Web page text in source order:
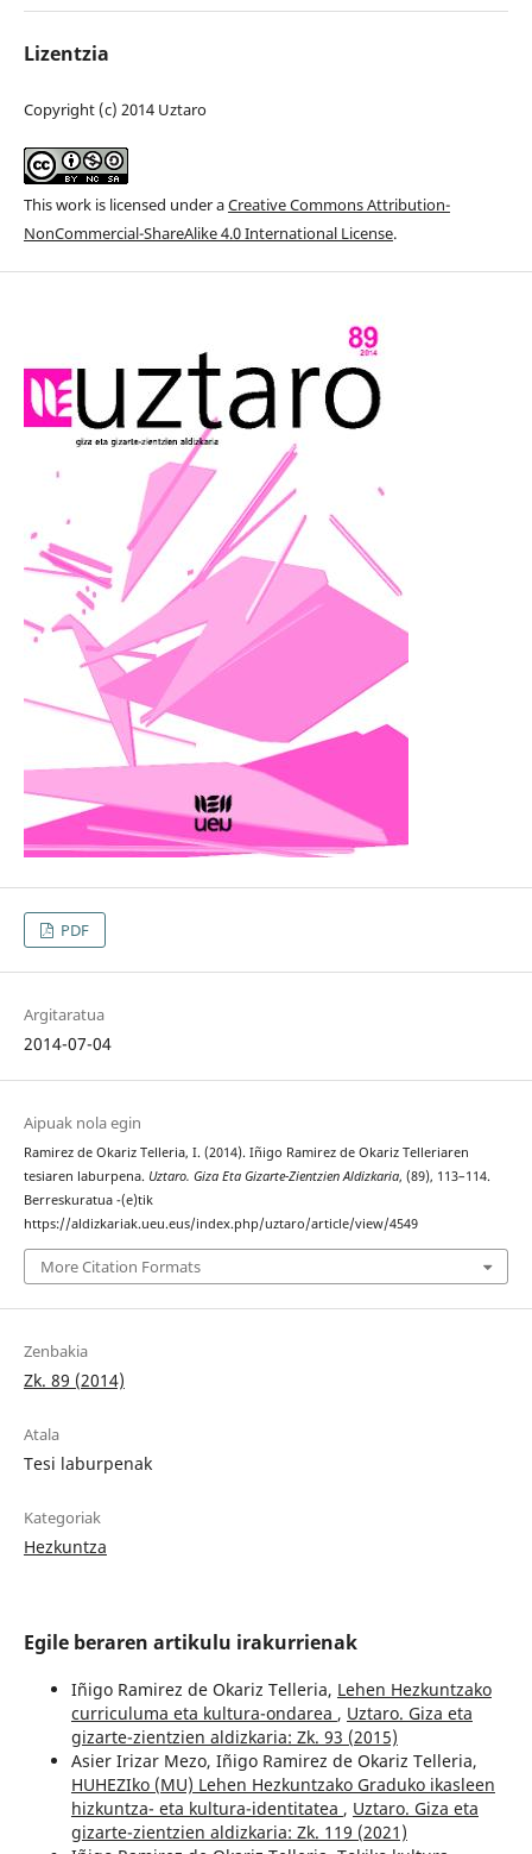
Lizentzia
Copyright (c) 2014 Uztaro
This work is licensed under aCreative Commons Attribution-
NonCommercial-ShareAlike 4.0 International License.
PDF
Argitaratua
2014-07-04
Aipuak nola egin
Ramirez de Okariz Telleria, I. (2014). Iñigo Ramirez de Okariz Telleriaren
tesiaren laburpena. Uztaro. Giza Eta Gizarte-Zientzien Aldizkaria, (89), 113–114.
Berreskuratua -(e)tik
https://aldizkariak.ueu.eus/index.php/uztaro/article/view/4549
More Citation Formats
Zenbakia
Zk. 89 (2014)
Atala
Tesi laburpenak
Kategoriak
Hezkuntza
Egile beraren artikulu irakurrienak
Iñigo Ramirez de Okariz Telleria, Lehen Hezkuntzako
curriculuma eta kultura-ondarea , Uztaro. Giza eta
gizarte-zientzien aldizkaria: Zk. 93 (2015)
Asier Irizar Mezo, Iñigo Ramirez de Okariz Telleria,
HUHEZIko (MU) Lehen Hezkuntzako Graduko ikasleen
hizkuntza- eta kultura-identitatea , Uztaro. Giza eta
gizarte-zientzien aldizkaria: Zk. 119 (2021)